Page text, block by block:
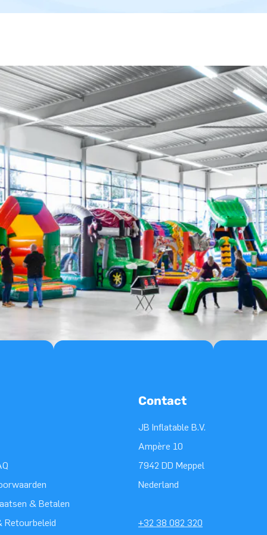
& Betalen
Retourbeleid
Contact
JB Inflatable B.V.
Ampère 10
7942 DD Meppel
Nederland
+32 38 082 320